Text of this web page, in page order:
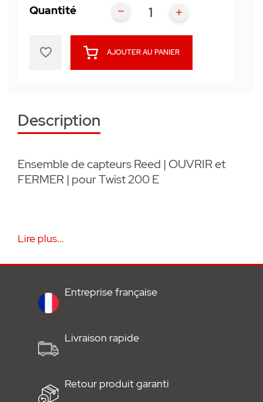
Quantité
AJOUTER AU PANIER
favorite_border
Description
Ensemble de capteurs Reed | OUVRIR et
FERMER | pour Twist 200 E
Lire plus...
Entreprise française
Livraison rapide
Retour produit garanti